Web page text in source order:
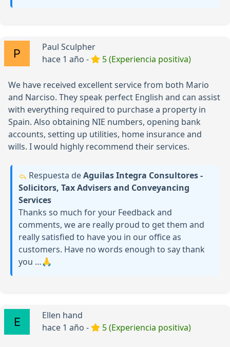
Paul Sculpher
hace 1 año -
5 (Experiencia positiva)
We have received excellent service from both Mario
and Narciso. They speak perfect English and can assist
with everything required to purchase a property in
Spain. Also obtaining NIE numbers, opening bank
accounts, setting up utilities, home insurance and
wills. I would highly recommend their services.
Respuesta deAguilas Integra Consultores -
Solicitors, Tax Advisers and Conveyancing
Services
Thanks so much for your Feedback and
comments, we are really proud to get them and
really satisfied to have you in our office as
customers. Have no words enough to say thank
you …🙏
Ellen hand
hace 1 año -
5 (Experiencia positiva)